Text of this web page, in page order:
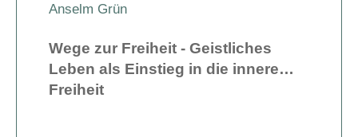
Anselm Grün
Wege zur Freiheit - Geistliches
Leben als Einstieg in die innere
Freiheit